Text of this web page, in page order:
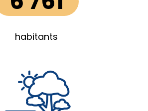
habitants